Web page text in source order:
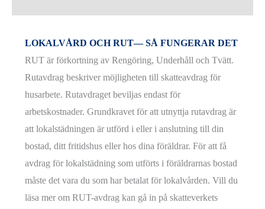
LOKALVÅRD OCH RUT— SÅ FUNGERAR DET
RUT är förkortning av Rengöring, Underhåll och Tvätt.
Rutavdrag beskriver möjligheten till skatteavdrag för
husarbete. Rutavdraget beviljas endast för
arbetskostnader. Grundkravet för att utnyttja rutavdrag är
att lokalstädningen är utförd i eller i anslutning till din
bostad, ditt fritidshus eller hos dina föräldrar. För att få
avdrag för lokalstädning som utförts i föräldrarnas bostad
måste det vara du som har betalat för lokalvården. Vill du
läsa mer om RUT-avdrag kan gå in på skatteverkets